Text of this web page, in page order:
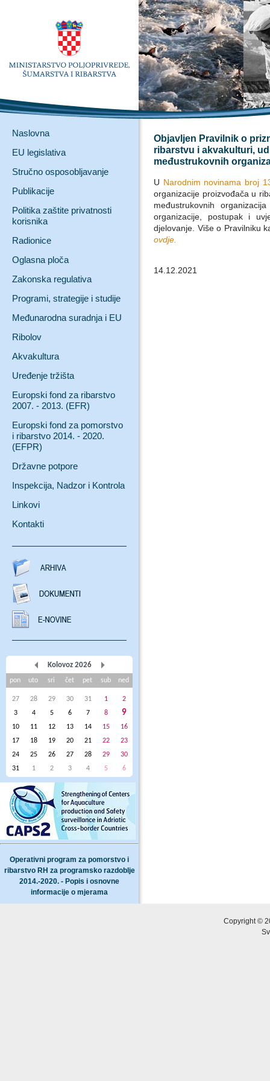
Naslovna
EU legislativa
Stručno osposobljavanje
Publikacije
Politika zaštite privatnosti
korisnika
Radionice
Oglasna ploča
Zakonska regulativa
Programi, strategije i studije
Međunarodna suradnja i EU
Ribolov
Akvakultura
Uređenje tržišta
Europski fond za ribarstvo
2007. - 2013. (EFR)
Europski fond za pomorstvo
i ribarstvo 2014. - 2020.
(EFPR)
Državne potpore
Inspekcija, Nadzor i Kontrola
Linkovi
Kontakti
Kolovoz 2026
pon uto sri čet pet sub ned
27 28 29 30 31 1
2
3
4 5 6 7 8 9
10 11 12 13 14 15
16
17
18 19 20 21 22
23
24
25 26 27 28 29
30
31
1 2 3 4 5 6
Operativni program za pomorstvo i
ribarstvo RH za programsko razdoblje
2014.-2020. - Popis i osnovne
informacije o mjerama
Objavljen Pravilnik o
ribarstvu i akvakulturi,
međustrukovnih
U Narodnim novinama broj
organizacije proizvođača u
međustrukovnih
organizacije, postupak i
djelovanje. Više o Pravilniku
ovdje.
14.12.2021
Copyright ©